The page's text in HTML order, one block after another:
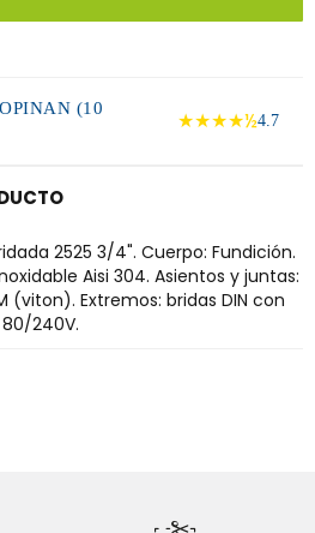
(10
★★★★½4.7
2525 3/4". Cuerpo: Fundición.
Aisi 304. Asientos y juntas:
(viton). Extremos: bridas DIN con
240V.